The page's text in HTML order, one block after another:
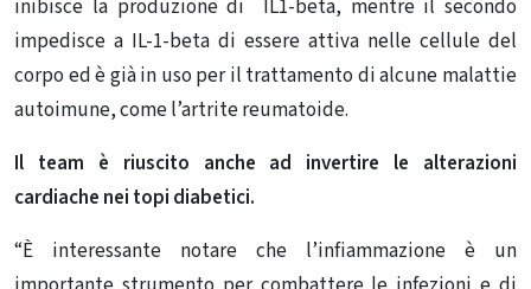
inibisce la produzione di IL1-beta, mentre il secondo
impedisce a IL-1-beta di essere attiva nelle cellule del
corpo ed è già in uso per il trattamento di alcune malattie
autoimune, come l’artrite reumatoide.
Il team è riuscito anche ad invertire le alterazioni
cardiache nei topi diabetici.
“È interessante notare che l’infiammazione è un